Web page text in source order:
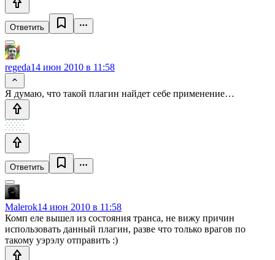
Ответить
regeda14 июн 2010 в 11:58
Я думаю, что такой плагин найдет себе применение…
Ответить
Malerok14 июн 2010 в 11:58
Комп еле вышел из состояния транса, не вижу причин
использовать данный плагин, разве что только врагов по
такому уэрэлу отправить :)